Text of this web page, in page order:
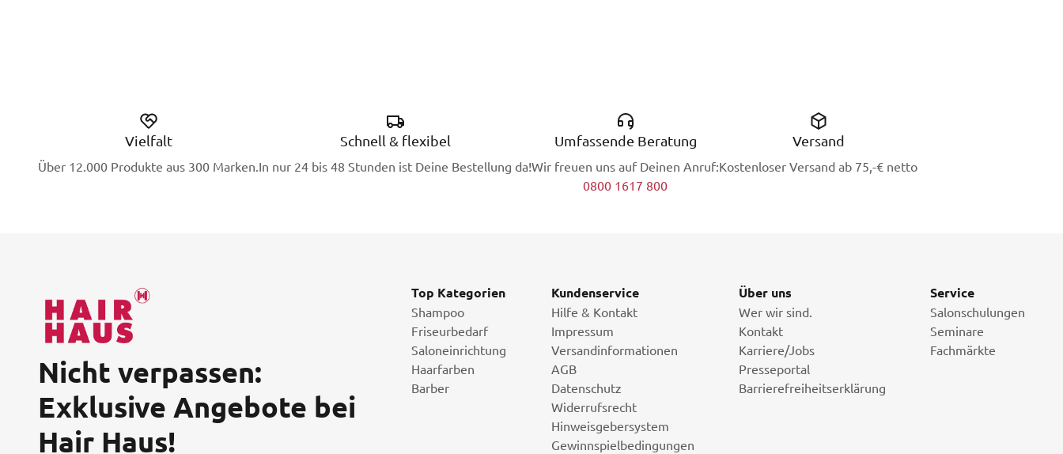
Vielfalt
Über 12.000 Produkte aus 300 Marken.
Schnell & flexibel
In nur 24 bis 48 Stunden ist Deine Bestellung da!
Umfassende Beratung
Wir freuen uns auf Deinen Anruf:
0800 1617 800
Versand
Kostenloser Versand ab 75,-€ netto
Nicht verpassen:
Exklusive Angebote bei
Hair Haus!
Top Kategorien
Shampoo
Friseurbedarf
Saloneinrichtung
Haarfarben
Barber
Kundenservice
Hilfe & Kontakt
Impressum
Versandinformationen
AGB
Datenschutz
Widerrufsrecht
Hinweisgebersystem
Gewinnspielbedingungen
Über uns
Wer wir sind.
Kontakt
Karriere/Jobs
Presseportal
Barrierefreiheitserklärung
Service
Salonschulungen
Seminare
Fachmärkte